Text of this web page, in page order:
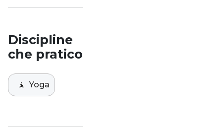
Discipline
che pratico
🧘 Yoga